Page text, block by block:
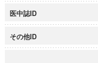
医中誌ID
その他ID